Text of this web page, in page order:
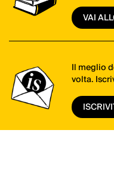
VAI
Il meglio
volta.